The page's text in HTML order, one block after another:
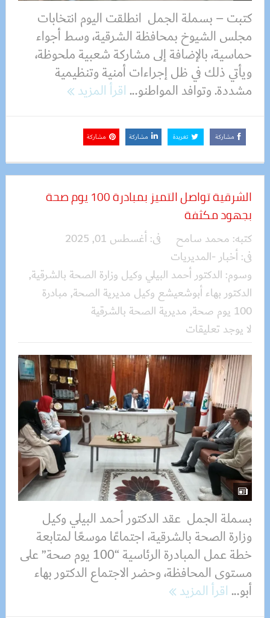
كتبت – بسملة الجمل انطلقت اليوم انتخابات
مجلس الشيوخ بمحافظة الشرقية، وسط أجواء
حماسية، بالإضافة إلى مشاركة شعبية ملحوظة،
ويأتي ذلك في ظل إجراءات أمنية وتنظيمية
مشددة. وتوافد المواطنو...اقرأ المزيد
مشاركة تغريدة مشاركة مشاركة
الشرقية تواصل التميز بمبادرة 100 يوم صحة
بجهود مكثفة
كتبه: محمد سامح فى:أغسطس 01, 2025
فى:أخبار -المديريات
وسوم: الدكتور أحمد البيلي وكيل وزارة الصحة بالشرقية,
الدكتور بهاء أبوشعيشع وكيل مديرية الصحة, مبادرة
100 يوم صحة
, مديرية الصحة بالشرقية
لا يوجد تعليقات
بسملة الجمل عقد الدكتور أحمد البيلي وكيل
وزارة الصحة بالشرقية، اجتماعًا موسعًا لمتابعة
خطة عمل المبادرة الرئاسية “100 يوم صحة” على
مستوى المحافظة، وحضر الاجتماع الدكتور بهاء
أبو...اقرأ المزيد